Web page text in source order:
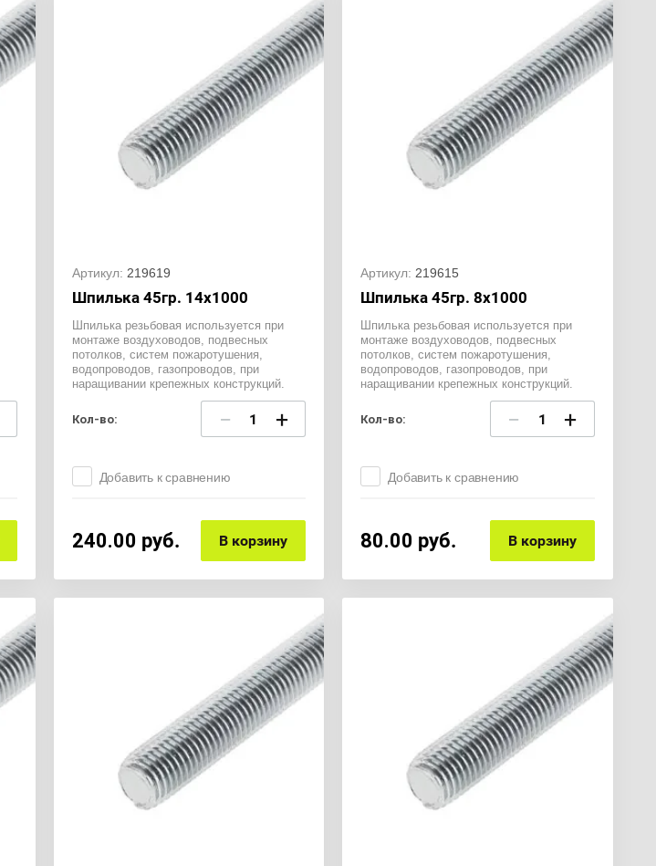
Артикул: 219619
Шпилька 45гр. 14х1000
Шпилька резьбовая используется при
монтаже воздуховодов, подвесных
потолков, систем пожаротушения,
водопроводов, газопроводов, при
наращивании крепежных конструкций.
Кол-во: − +
Добавить к сравнению
240.00 руб. В корзину
Артикул: 219615
Шпилька 45гр. 8х1000
Шпилька резьбовая используется при
монтаже воздуховодов, подвесных
потолков, систем пожаротушения,
водопроводов, газопроводов, при
наращивании крепежных конструкций.
Кол-во: − +
Добавить к сравнению
80.00 руб. В корзину